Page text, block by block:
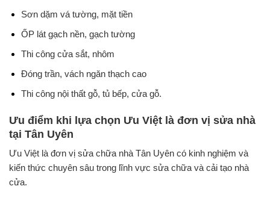
Sơn dặm vá tường, mặt tiền
ỐP lát gạch nền, gạch tường
Thi công cửa sắt, nhôm
Đóng trần, vách ngăn thạch cao
Thi công nội thất gỗ, tủ bếp, cửa gỗ.
Ưu điểm khi lựa chọn Ưu Việt là đơn vị sửa nhà
tại Tân Uyên
Ưu Việt là đơn vị sửa chữa nhà Tân Uyên có kinh nghiệm và
kiến thức chuyên sâu trong lĩnh vực sửa chữa và cải tạo nhà
cửa.